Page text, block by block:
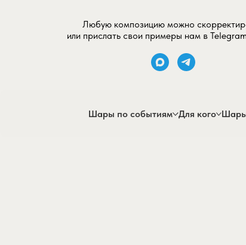
Любую композицию можно
или прислать свои примеры нам в
Шары по событиям Для кого Шары